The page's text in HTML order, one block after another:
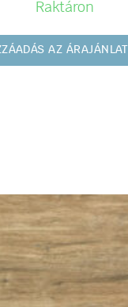
Raktáron
AZ